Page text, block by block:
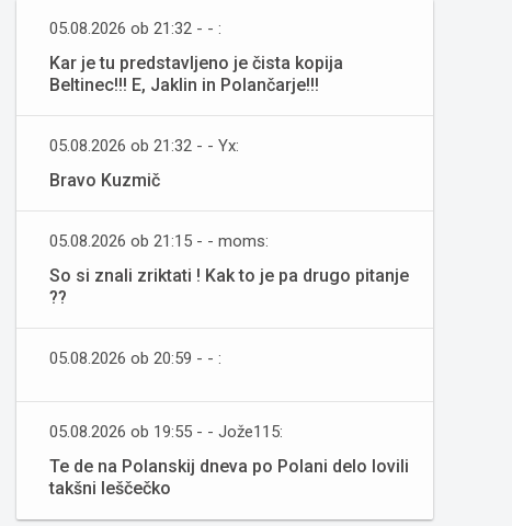
05.08.2026 ob 21:32 - - :
Kar je tu predstavljeno je čista kopija
Beltinec!!! E, Jaklin in Polančarje!!!
05.08.2026 ob 21:32 - - Yx:
Bravo Kuzmič
05.08.2026 ob 21:15 - - moms:
So si znali zriktati ! Kak to je pa drugo pitanje
??
05.08.2026 ob 20:59 - - :
05.08.2026 ob 19:55 - - Jože115:
Te de na Polanskij dneva po Polani delo lovili
takšni leščečko